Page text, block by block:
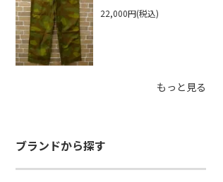
22,000円(税込)
もっと見る
ブランドから探す